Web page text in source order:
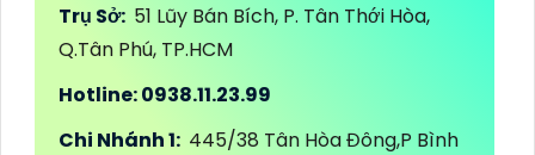
Trụ Sở: 51 Lũy Bán Bích, P. Tân Thới Hòa,
Q.Tân Phú, TP.HCM
Hotline: 0938.11.23.99
Chi Nhánh 1: 445/38 Tân Hòa Đông,P Bình